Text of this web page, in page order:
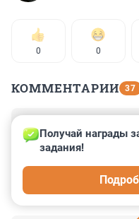
0 0
КОММЕНТАРИИ 37
13 апреля 2023, 21:01
Интересная новость,
вызвать у читателей и
Получай награды
задания!